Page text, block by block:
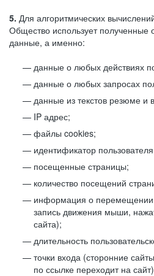
5. Для алгоритмических
Общество использует полученные
данные, а именно:
данные о любых действиях
данные о любых запросах
данные из текстов резюме и
IP адрес;
файлы cookies;
идентификатор
посещенные страницы;
количество посещений
информация о перемещении
запись движения мыши,
сайта);
длительность
точки входа (сторонние
по ссылке переходит на